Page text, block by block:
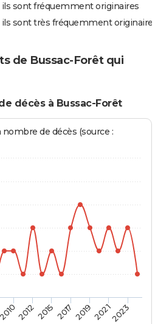
sont fréquemment originaires
sont très fréquemment originaires
de Bussac-Forêt qui
décès à Bussac-Forêt
de décès (source :
201020122015 2017 201920212023